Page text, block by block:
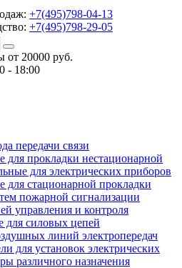
+7(495)798-04-13
+7(495)798-29-05
от 20000 руб.
- 18:00
передачи связи
для прокладки нестационарной
для электрических приборов
для стационарной прокладки
пожарной сигнализации
управления и контроля
для силовых цепей
линий электропередач
для установок электрических
различного назначения